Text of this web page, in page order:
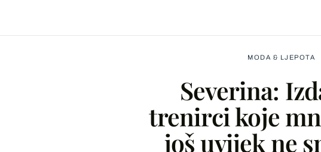
MODA & LJEPOTA
Severina:
trenirci koje
još uvijek ne
Facebook